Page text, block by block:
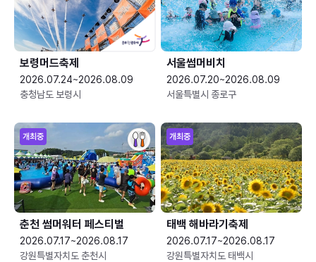
보령머드축제
2026.07.24~2026.08.09
충청남도 보령시
서울썸머비치
2026.07.20~2026.08.09
서울특별시 종로구
개최중
춘천 썸머워터 페스티벌
2026.07.17~2026.08.17
강원특별자치도 춘천시
개최중
태백 해바라기축제
2026.07.17~2026.08.17
강원특별자치도 태백시